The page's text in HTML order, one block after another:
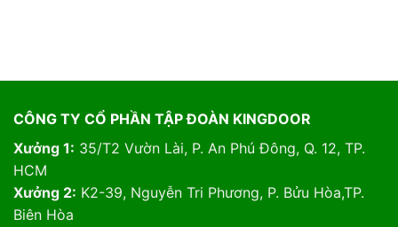
CÔNG TY CỔ PHẦN TẬP ĐOÀN KINGDOOR
Xưởng 1: 35/T2 Vườn Lài, P. An Phú Đông, Q. 12, TP.
HCM
Xưởng 2: K2-39, Nguyễn Tri Phương, P. Bửu Hòa,TP.
Biên Hòa